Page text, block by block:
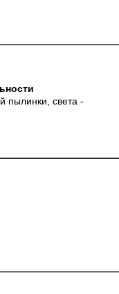
пылинки, света -